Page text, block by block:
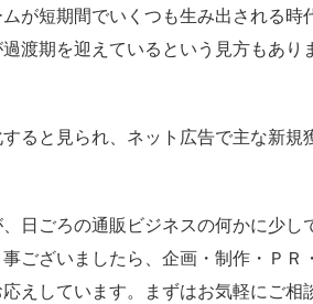
が短期間でいくつも生み出される時
渡期を迎えているという見方もあり
ると見られ、ネット広告で主な新規
日ごろの通販ビジネスの何かに少し
ございましたら、企画・制作・ＰＲ・
えしています。まずはお気軽にご相